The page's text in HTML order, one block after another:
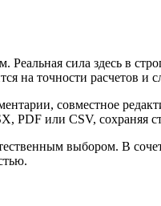
сила здесь в
на точности расчетов и
совместное
PDF или CSV, сохраняя
выбором. В